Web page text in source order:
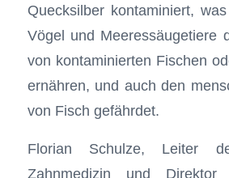
Quecksilber kontaminiert,
Vögel und Meeressäugetiere
von kontaminierten Fischen
ernähren, und auch den
von Fisch gefährdet.
Florian Schulze, Leiter
Zahnmedizin und Direktor